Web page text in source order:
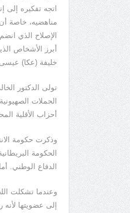
اتجه تفكيره إلى
مناهضيه، خاصة
الإصلاح الذي
أبرز الأشخاص
خليفة (عكا)
تولى الدكتور
الحملات
أحزاب الأقلية
وذكرت حكومة
الحكومة
الدفاع الوطني.
إلى عضويتها